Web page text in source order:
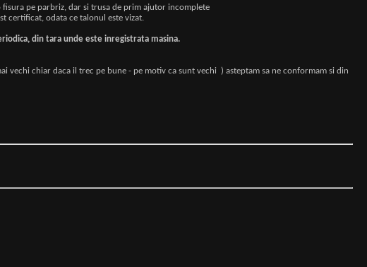
fisura pe parbriz, dar si trusa de prim ajutor incomplete
certificat, odata ce talonul este vizat.
din tara unde este inregistrata masina.
vechi chiar daca il trec pe bune - pe motiv ca sunt vechi ) asteptam sa ne conformam si din